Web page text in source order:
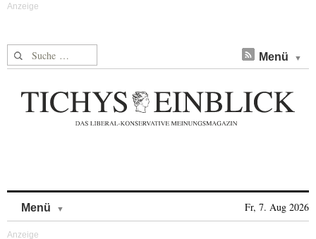
Suche nach: Menü
Menü Fr, 7. Aug 2026